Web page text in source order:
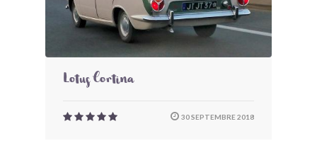
Lotus Cortina
30 SEPTEMBRE 2018